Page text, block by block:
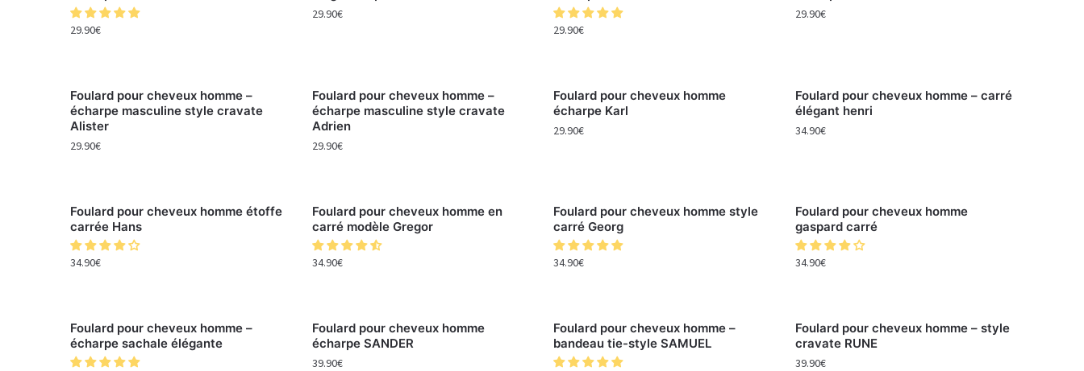
29.90€
29.90€
29.90€
29.90€
Foulard pour cheveux homme –
écharpe masculine style cravate
Alister
29.90€
Foulard pour cheveux homme –
écharpe masculine style cravate
Adrien
29.90€
Foulard pour cheveux homme
écharpe Karl
29.90€
Foulard pour cheveux homme – carré
élégant henri
34.90€
Foulard pour cheveux homme étoffe
carrée Hans
34.90€
Foulard pour cheveux homme en
carré modèle Gregor
34.90€
Foulard pour cheveux homme style
carré Georg
34.90€
Foulard pour cheveux homme
gaspard carré
34.90€
Foulard pour cheveux homme –
écharpe sachale élégante
Foulard pour cheveux homme
écharpe SANDER
39.90€
Foulard pour cheveux homme –
bandeau tie-style SAMUEL
Foulard pour cheveux homme – style
cravate RUNE
39.90€